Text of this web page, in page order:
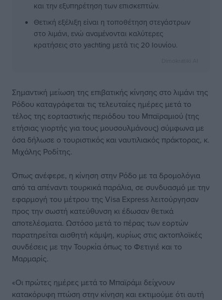
και την εξυπηρέτηση των επισκεπτών.
Θετική εξέλιξη είναι η τοποθέτηση στεγάστρων
στο λιμάνι, ενώ αναμένονται καλύτερες
κρατήσεις στο yachting μετά τις 20 Ιουνίου.
Σημαντική μείωση της επιβατικής κίνησης στο λιμάνι της
Ρόδου καταγράφεται τις τελευταίες ημέρες μετά το
τέλος της εορταστικής περιόδου του Μπαϊραμιού (της
ετήσιας γιορτής για τους μουσουλμάνους) σύμφωνα με
όσα δήλωσε ο τουριστικός και ναυτιλιακός πράκτορας, κ.
Μιχάλης Ροδίτης.
Όπως ανέφερε, η κίνηση στην Ρόδο με τα δρομολόγια
από τα απέναντι τουρκικά παράλια, σε συνδυασμό με την
εφαρμογή του μέτρου της Visa Express λειτούργησαν
προς την σωστή κατεύθυνση κι έδωσαν θετικά
αποτελέσματα. Ωστόσο μετά το πέρας των εορτών
παρατηρείται αισθητή κάμψη, κυρίως στις ακτοπλοϊκές
συνδέσεις με την Τουρκία όπως το Φετιγιέ και το
Μαρμαρίς.
«Οι πρώτες ημέρες μετά το Μπαϊράμι δείχνουν
κατακόρυφη πτώση στην κίνηση και εκτιμούμε ότι αυτή